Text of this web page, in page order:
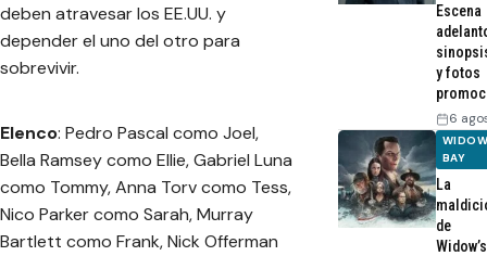
deben atravesar los EE.UU. y
depender el uno del otro para
sobrevivir.
Elenco: Pedro Pascal como Joel,
Bella Ramsey como Ellie, Gabriel Luna
como Tommy, Anna Torv como Tess,
Nico Parker como Sarah, Murray
Bartlett como Frank, Nick Offerman
Escena
y fotos
6
BAY
La
de
Widow’s